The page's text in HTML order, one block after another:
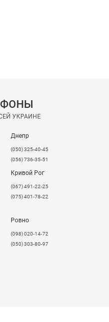
УКРАИНЕ
Днепр
(050) 325-40-45
(056) 736-35-51
Кривой Рог
(067) 491-22-25
(075) 401-78-22
Ровно
(098) 020-14-72
(050) 303-80-97